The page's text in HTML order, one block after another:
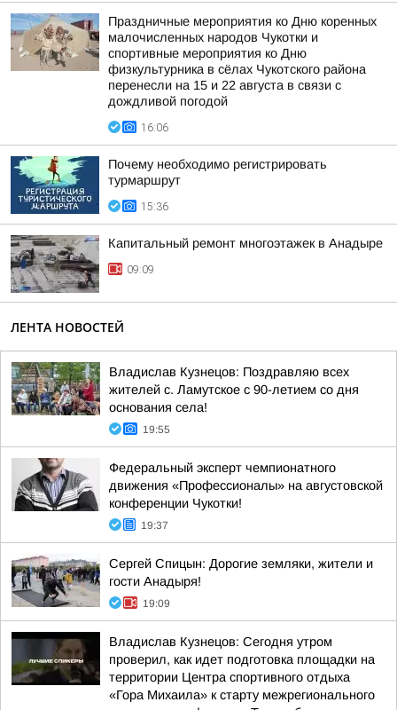
Праздничные мероприятия ко Дню коренных
малочисленных народов Чукотки и
спортивные мероприятия ко Дню
физкультурника в сёлах Чукотского района
перенесли на 15 и 22 августа в связи с
дождливой погодой
16:06
Почему необходимо регистрировать
турмаршрут
15:36
Капитальный ремонт многоэтажек в Анадыре
09:09
ЛЕНТА НОВОСТЕЙ
Владислав Кузнецов: Поздравляю всех
жителей с. Ламутское с 90-летием со дня
основания села!
19:55
Федеральный эксперт чемпионатного
движения «Профессионалы» на августовской
конференции Чукотки!
19:37
Сергей Спицын: Дорогие земляки, жители и
гости Анадыря!
19:09
Владислав Кузнецов: Сегодня утром
проверил, как идет подготовка площадки на
территории Центра спортивного отдыха
«Гора Михаила» к старту межрегионального